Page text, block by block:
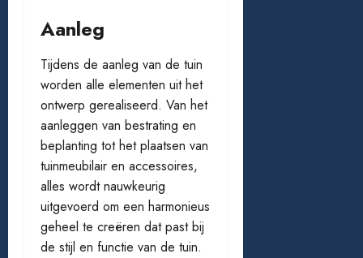
Aanleg
Tijdens de aanleg van de tuin
worden alle elementen uit het
ontwerp gerealiseerd. Van het
aanleggen van bestrating en
beplanting tot het plaatsen van
tuinmeubilair en accessoires,
alles wordt nauwkeurig
uitgevoerd om een harmonieus
geheel te creëren dat past bij
de stijl en functie van de tuin.